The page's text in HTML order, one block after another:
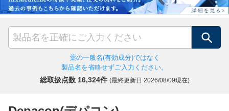
検索
薬の一般名(有効成分)ではなく
製品名を省略せずご入力ください。
総取扱点数 16,324件 (最終更新日 2026/08/09現在)